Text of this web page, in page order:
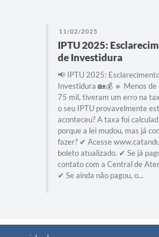
11/02/2025
IPTU 2025:
de Investidura
📢 IPTU 2025:
Investidura 🏡💰 🔹 Menos
75 mil, tiveram um erro na
o seu IPTU provavelmente
aconteceu? A taxa foi
porque a lei mudou, mas já
fazer? ✔ Acesse
boleto atualizado. ✔ Se já
contato com a Central de
✔ Se ainda não pagou, o...